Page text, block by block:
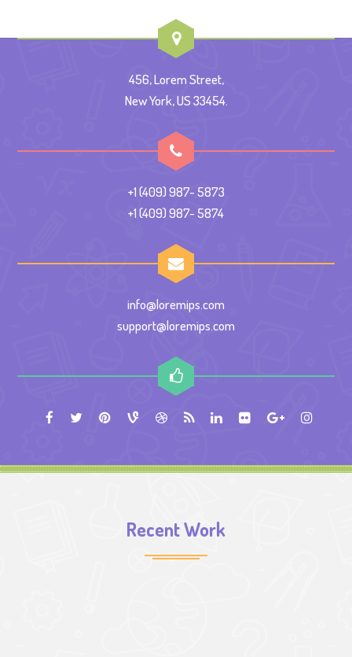
456, Lorem Street,
New York, US 33454.
+1 (409) 987- 5873
+1 (409) 987- 5874
info@loremips.com
support@loremips.com
Recent Work